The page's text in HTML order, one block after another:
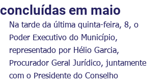
concluídas em maio
Na tarde da última quinta-feira, 8, o
Poder Executivo do Município,
representado por Hélio Garcia,
Procurador Geral Jurídico, juntamente
com o Presidente do Conselho